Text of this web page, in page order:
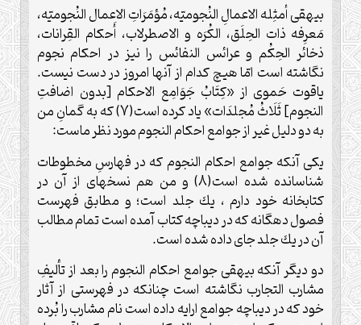
بيهقى أمثِله الاعمالِ النُجوميّه، مُؤمَرَاتِ الاعمال النُجوميّه،
مَعرِفه ذات الحِلَق، الكُرَه و الاصطرلاب، أَحكام القِرانات،
ذخائر الحِكُم و عرائس النفائس را نيز در احكام نجوم
نگاشته است امّا هيچ ‏كدام از آنها امروز در دست نيست.
ياقوت حَموى از «كِتَابُ جَوَامِع الاحكام [بدون اضافتِ
النجوم] ثَلَاثُ مُجلدَات» ياد كرده است(7) كه به گمانِ من
به دو دليل غير از جوامع احكام النجوم مورد نظر ماست:
يكى آنكه جوامع احكام النجوم كه در فهارسِ مخطوطات
شناسانده شده است(8) و من هم نسخه‏اى از آن در
كتابخانه خود دارم ، يك جلد است‏؛ و مطابق فهرست
فصول دهگانه ‏كه در ديباچه كتاب آمده است تمام مطالب
آن در يك جلد جاى داده شده است.
دو ديگر آنكه بيهقى جوامع احكام النجوم را بعد از تأليفِ
مشارب التجارب نگاشته است ‏چنانكه در فهرستى از آثار
خود كه در ديباچه جوامع ارايه داده است نام مشارب را بُرده